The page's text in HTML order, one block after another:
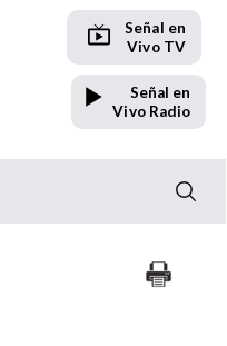
Señal en
Vivo TV
Señal en
Vivo Radio